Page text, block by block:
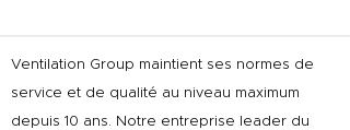
Ventilation Group maintient ses normes de
service et de qualité au niveau maximum
depuis 10 ans. Notre entreprise leader du